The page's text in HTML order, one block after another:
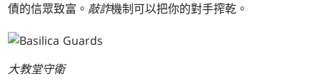
債的信眾致富。 敲詐機制可以把你的對手搾乾。
大教堂守衛